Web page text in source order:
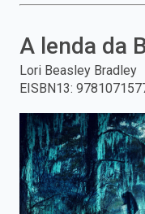
and
press
enter
to
search.
A lenda da
Lori Beasley Bradley
EISBN13: